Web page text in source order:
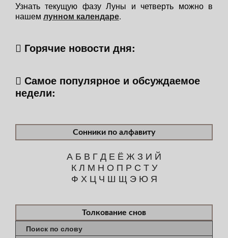
Узнать текущую фазу Луны и четверть можно в
нашем лунном календаре.
Горячие новости дня:
Самое популярное и обсуждаемое
недели:
Сонники по алфавиту
А Б В ГД Е Ё Ж З И Й
К Л М Н О П Р С Т У
Ф Х Ц Ч Ш Щ Э Ю Я
Толкование снов
Поиск по слову